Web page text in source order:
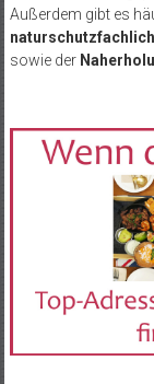
Außerdem gibt es
sowie der